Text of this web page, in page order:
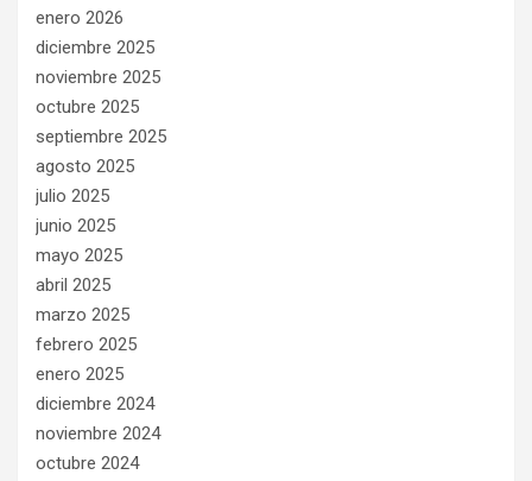
enero 2026
diciembre 2025
noviembre 2025
octubre 2025
septiembre 2025
agosto 2025
julio 2025
junio 2025
mayo 2025
abril 2025
marzo 2025
febrero 2025
enero 2025
diciembre 2024
noviembre 2024
octubre 2024